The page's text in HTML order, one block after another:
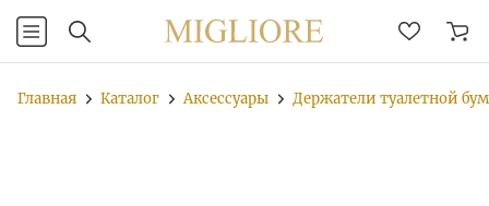
Главная Каталог Аксессуары Держатели туалетной